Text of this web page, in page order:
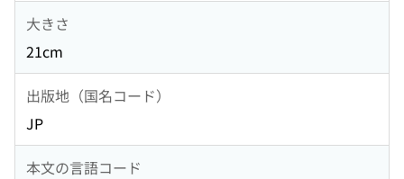
大きさ
21cm
出版地（国名コード）
JP
本文の言語コード